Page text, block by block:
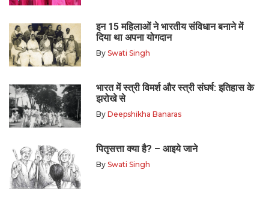
इन 15 महिलाओं ने भारतीय संविधान बनाने में
दिया था अपना योगदान
By Swati Singh
भारत में स्त्री विमर्श और स्त्री संघर्ष: इतिहास के
झरोखे से
By Deepshikha Banaras
पितृसत्ता क्या है? – आइये जाने
By Swati Singh